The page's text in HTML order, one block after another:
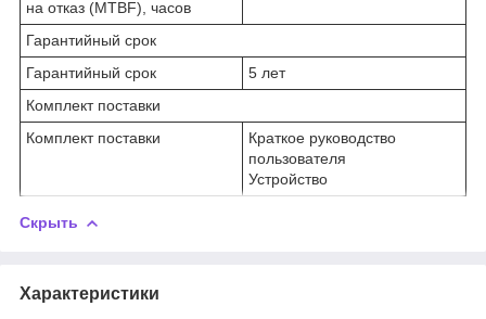
на отказ (MTBF), часов
Гарантийный срок
Гарантийный срок
5 лет
Комплект поставки
Комплект поставки
Краткое руководство
пользователя
Устройство
Скрыть
Характеристики